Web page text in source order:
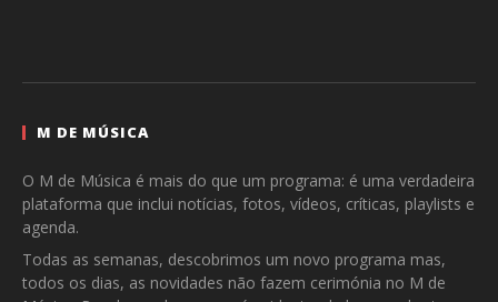
M DE MÚSICA
O M de Música é mais do que um programa: é uma verdadeira
plataforma que inclui notícias, fotos, vídeos, críticas, playlists e
agenda.
Todas as semanas, descobrimos um novo programa mas,
todos os dias, as novidades não fazem cerimónia no M de